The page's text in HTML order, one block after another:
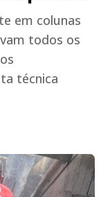
em colunas
todos os
técnica